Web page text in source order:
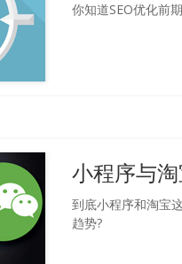
你知道SEO优化前
小程序与淘
到底小程序和淘宝
趋势?